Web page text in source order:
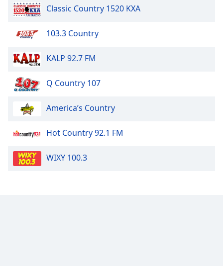
Done
Modal
Dialog
window.
Classic Country 1520 KXA
103.3 Country
KALP 92.7 FM
Q Country 107
America’s Country
Hot Country 92.1 FM
WIXY 100.3